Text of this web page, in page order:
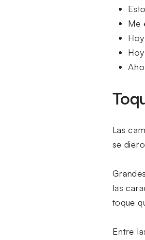
Me
Las
se
las
toque
Entre